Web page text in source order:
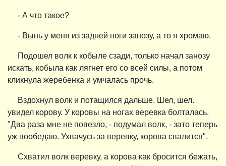
- А что такое?
- Вынь у меня из задней ноги занозу, а то я хромаю.
Подошел волк к кобыле сзади, только начал занозу
искать, кобыла как лягнет его со всей силы, а потом
кликнула жеребенка и умчалась прочь.
Вздохнул волк и потащился дальше. Шел, шел.
увидел корову. У коровы на ногах веревка болталась.
"Два раза мне не повезло, - подумал волк, - зато теперь
уж пообедаю. Ухвачусь за веревку, корова свалится".
Схватил волк веревку, а корова как бросится бежать,